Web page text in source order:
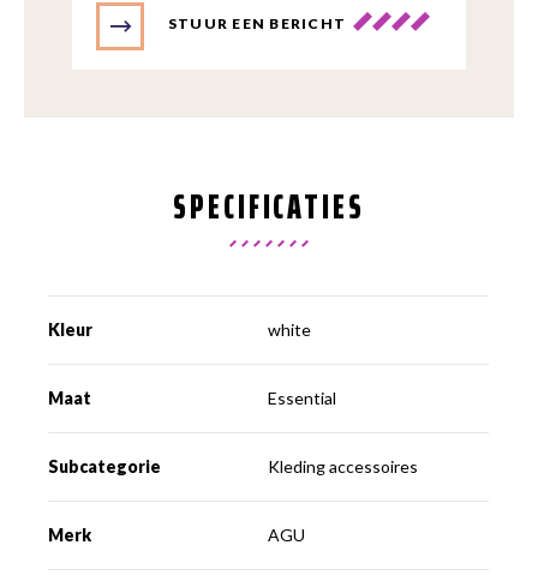
STUUR EEN BERICHT
SPECIFICATIES
Kleur white
Maat Essential
Subcategorie Kleding accessoires
Merk AGU